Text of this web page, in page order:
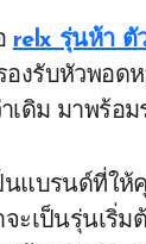
relx รุ่นห้า ตั
งรับหัวพอดห
ดิม มาพร้อ
ป็นแบรนด์ที่ใ
ะเป็นรุ่นเริ่